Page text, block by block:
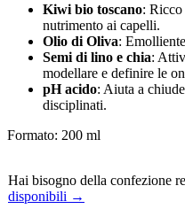
Kiwi bio toscano: Ricco
nutrimento ai capelli.
Olio di Oliva:
Semi di lino e chia:
modellare e definire le
pH acido: Aiuta a
disciplinati.
Formato: 200 ml
Hai bisogno della confezione
disponibili →